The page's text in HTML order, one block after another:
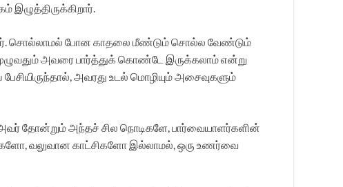
சொல்லாமல் போன காதலை மீண்டும் சொல்ல வேண்டும்
அவரை பார்த்துக் கொண்டே இருக்கலாம் என்று
அவரது உடல் மொழியும் அசைவுகளும்
தோன்றும் அந்தச் சில நொடிகளே, பார்வையாளர்களின்
வலுவான காட்சிகளோ இல்லாமல், ஒரு உணர்வை